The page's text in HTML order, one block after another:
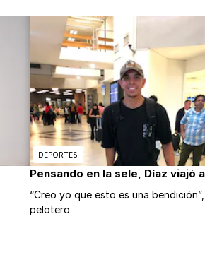
DEPORTES
Pensando en la sele, Díaz viajó
“Creo yo que esto es una
pelotero